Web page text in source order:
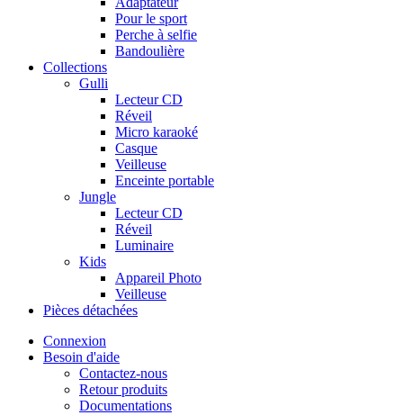
Pour le sport
Perche à selfie
Bandoulière
Collections
Gulli
Lecteur CD
Réveil
Micro karaoké
Casque
Veilleuse
Enceinte portable
Jungle
Lecteur CD
Réveil
Luminaire
Kids
Appareil Photo
Veilleuse
Pièces détachées
Connexion
Besoin d'aide
Contactez-nous
Retour produits
Documentations